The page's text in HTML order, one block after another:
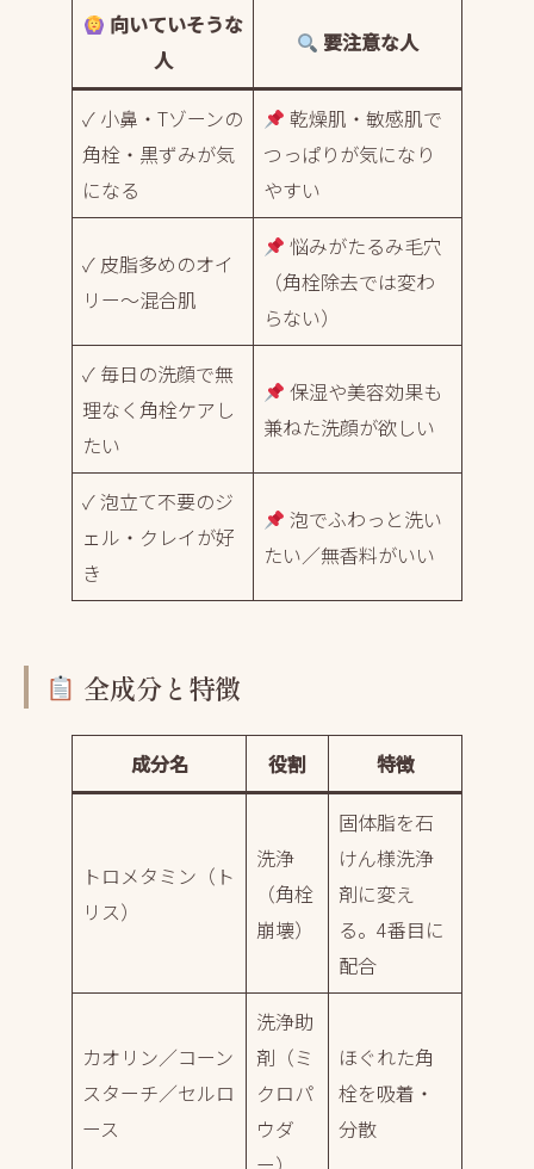
向いていそうな
人
要注意な人
✓ 小鼻・Tゾーンの
角栓・黒ずみが気
になる
乾燥肌・敏感肌で
つっぱりが気になり
やすい
✓ 皮脂多めのオイ
リー〜混合肌
悩みがたるみ毛穴
（角栓除去では変わ
らない）
✓ 毎日の洗顔で無
理なく角栓ケアし
たい
保湿や美容効果も
兼ねた洗顔が欲しい
✓ 泡立て不要のジ
ェル・クレイが好
き
泡でふわっと洗い
たい／無香料がいい
全成分と特徴
成分名 役割 特徴
トロメタミン（ト
リス）
洗浄
（角栓
崩壊）
固体脂を石
けん様洗浄
剤に変え
る。4番目に
配合
カオリン／コーン
スターチ／セルロ
ース
洗浄助
剤（ミ
クロパ
ウダ
ほぐれた角
栓を吸着・
分散